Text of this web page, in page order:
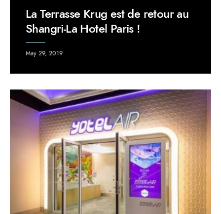
La Terrasse Krug est de retour au
Shangri-La Hotel Paris !
May 29, 2019